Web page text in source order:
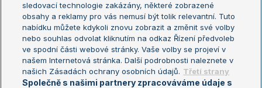
Turnaj mistryň
Aktualní trendy
Fotbalové přestupy
Livesport Daily
LS Prague Open
sledovací technologie zakázány, některé zobrazené
obsahy a reklamy pro vás nemusí být tolik relevantní. Tuto
nabídku můžete kdykoli znovu zobrazit a změnit své volby
nebo souhlas odvolat kliknutím na odkaz Řízení předvoleb
ve spodní části webové stránky. Vaše volby se projeví v
našem Internetová stránka. Další podrobnosti naleznete v
našich Zásadách ochrany osobních údajů. Třetí strany
Společně s našimi partnery zpracováváme údaje s